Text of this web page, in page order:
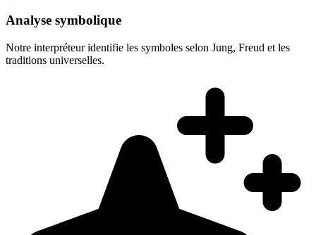
Analyse symbolique
Notre interpréteur identifie les symboles selon Jung, Freud et les
traditions universelles.